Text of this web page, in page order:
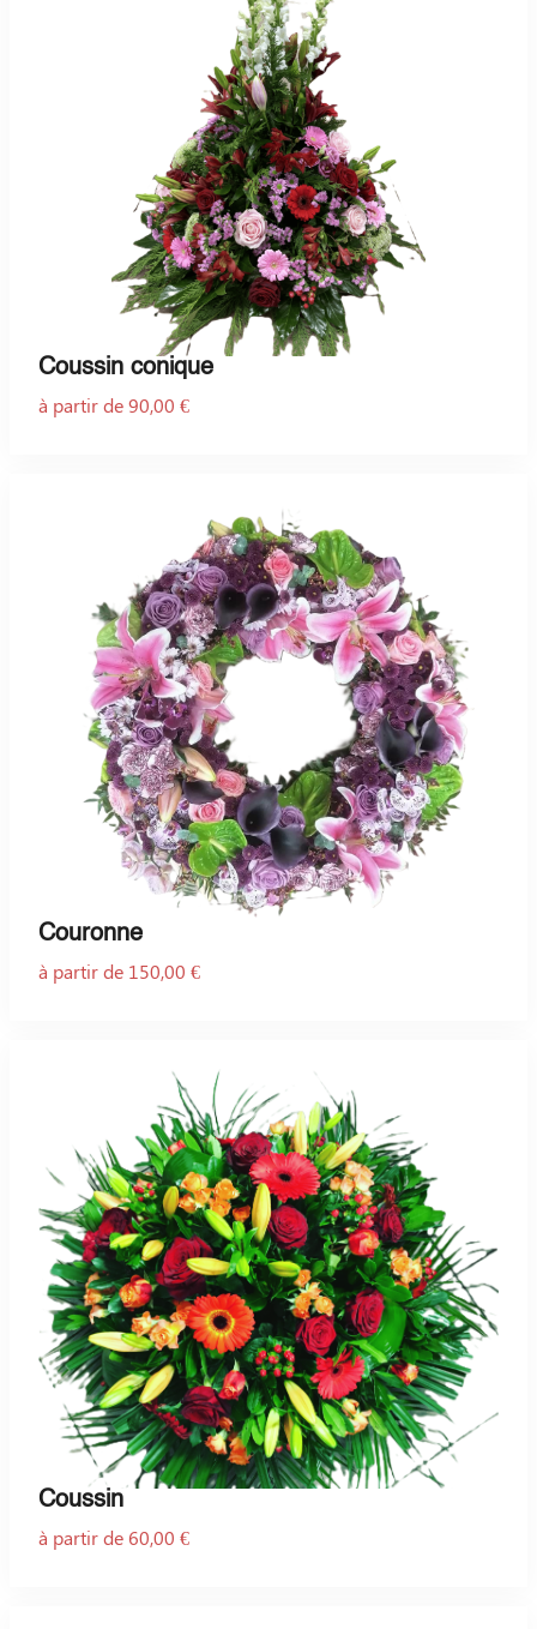
Coussin conique
à partir de 90,00 €
Couronne
à partir de 150,00 €
Coussin
à partir de 60,00 €